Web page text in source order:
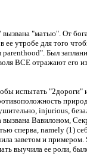
вызвана "матью".От
утробе для того
parenthood". Был
ВСЕ отражают его
испытать "2дороги"
injurious,
Вавилоном,
сперва, namely (1)
заветом и примером.
выучила ее роли,